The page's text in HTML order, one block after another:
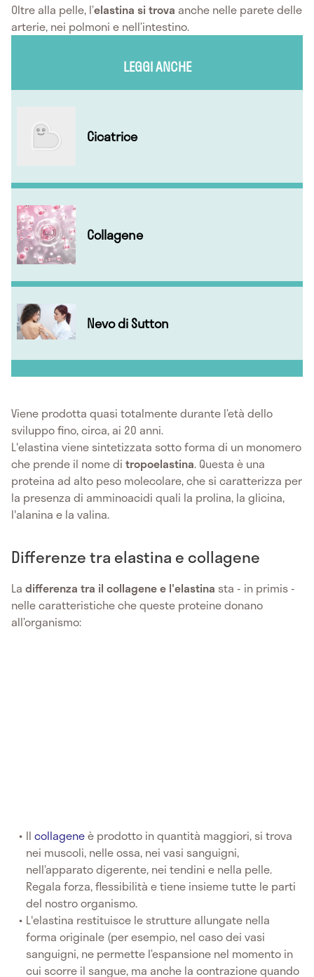
Oltre alla pelle, l’elastina si trova anche nelle parete delle
arterie, nei polmoni e nell’intestino.
LEGGI ANCHE
Cicatrice
Collagene
Nevo di Sutton
Viene prodotta quasi totalmente durante l’età dello
sviluppo fino, circa, ai 20 anni.
L'elastina viene sintetizzata sotto forma di un monomero
che prende il nome di tropoelastina. Questa è una
proteina ad alto peso molecolare, che si caratterizza per
la presenza di amminoacidi quali la prolina, la glicina,
l'alanina e la valina.
Differenze tra elastina e collagene
La differenza tra il collagene e l'elastina sta - in primis -
nelle caratteristiche che queste proteine donano
all’organismo:
Ilcollageneè prodotto in quantità maggiori, si trova
nei muscoli, nelle ossa, nei vasi sanguigni,
nell’apparato digerente, nei tendini e nella pelle.
Regala forza, flessibilità e tiene insieme tutte le parti
del nostro organismo.
L'elastina restituisce le strutture allungate nella
forma originale (per esempio, nel caso dei vasi
sanguigni, ne permette l’espansione nel momento in
cui scorre il sangue, ma anche la contrazione quando